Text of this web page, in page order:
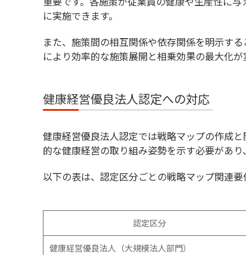
に実施できます。
また、施策間の相互関係や依存関係を明示す
により効率的な施策展開と相乗効果の最大化が
健康経営優良法人認定への対応
健康経営優良法人認定では戦略マップの作成
的な健康経営の取り組み姿勢を示す必要があ
以下の表は、認定区分ごとの戦略マップ関連
認定区分
健康経営優良法人（大規模法人部門）